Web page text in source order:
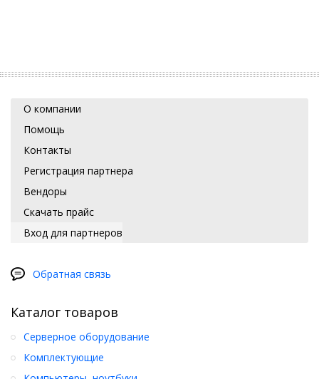
О компании
Помощь
Контакты
Регистрация партнера
Вендоры
Скачать прайс
Вход для партнеров
Обратная связь
Каталог товаров
Серверное оборудование
Комплектующие